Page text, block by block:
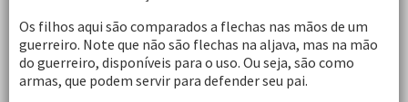
Os filhos aqui são comparados a flechas nas mãos de um
guerreiro. Note que não são flechas na aljava, mas na mão
do guerreiro, disponíveis para o uso. Ou seja, são como
armas, que podem servir para defender seu pai.